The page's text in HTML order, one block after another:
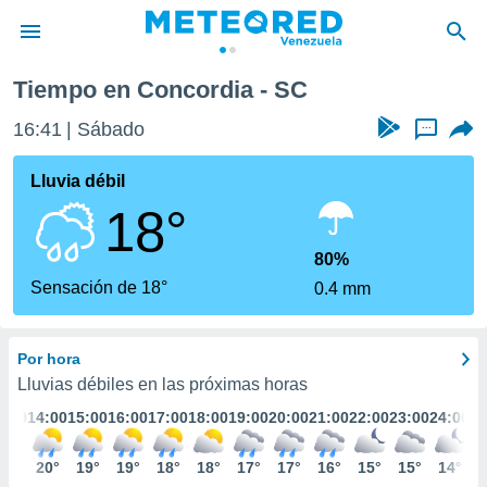
de
ha
para
que se
calidad.
a este
las
y
digital
basada
Tiempo en Concordia - SC
16:41 Sábado ...
Lluvia débil
18°
Sensación de 18°
80%
0.4 mm
Por hora
Lluvias débiles en las próximas horas
14:00
20°
15:00
19°
16:00
19°
17:00
18°
18:00
18°
19:00
17°
20:00
17°
21:00
16°
22:00
15°
23:00
15°
24:00
14°